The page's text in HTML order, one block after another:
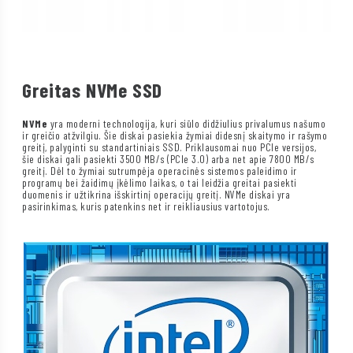
Greitas NVMe SSD
NVMe yra moderni technologija, kuri siūlo didžiulius privalumus našumo
ir greičio atžvilgiu. Šie diskai pasiekia žymiai didesnį skaitymo ir rašymo
greitį, palyginti su standartiniais SSD. Priklausomai nuo PCIe versijos,
šie diskai gali pasiekti 3500 MB/s (PCIe 3.0) arba net apie 7800 MB/s
greitį. Dėl to žymiai sutrumpėja operacinės sistemos paleidimo ir
programų bei žaidimų įkėlimo laikas, o tai leidžia greitai pasiekti
duomenis ir užtikrina išskirtinį operacijų greitį. NVMe diskai yra
pasirinkimas, kuris patenkins net ir reikliausius vartotojus.